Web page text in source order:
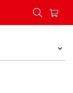
g - Konzum